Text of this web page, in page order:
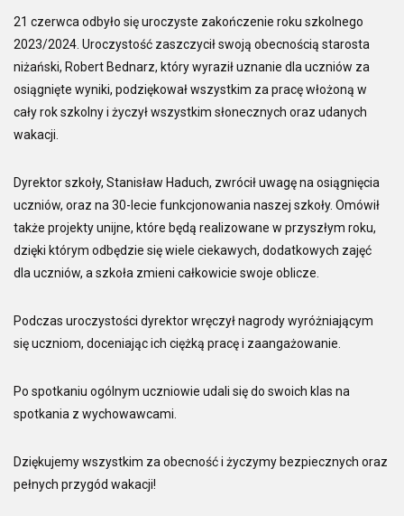
21 czerwca odbyło się uroczyste zakończenie roku szkolnego
2023/2024. Uroczystość zaszczycił swoją obecnością starosta
niżański, Robert Bednarz, który wyraził uznanie dla uczniów za
osiągnięte wyniki, podziękował wszystkim za pracę włożoną w
cały rok szkolny i życzył wszystkim słonecznych oraz udanych
wakacji.
Dyrektor szkoły, Stanisław Haduch, zwrócił uwagę na osiągnięcia
uczniów, oraz na 30-lecie funkcjonowania naszej szkoły. Omówił
także projekty unijne, które będą realizowane w przyszłym roku,
dzięki którym odbędzie się wiele ciekawych, dodatkowych zajęć
dla uczniów, a szkoła zmieni całkowicie swoje oblicze.
Podczas uroczystości dyrektor wręczył nagrody wyróżniającym
się uczniom, doceniając ich ciężką pracę i zaangażowanie.
Po spotkaniu ogólnym uczniowie udali się do swoich klas na
spotkania z wychowawcami.
Dziękujemy wszystkim za obecność i życzymy bezpiecznych oraz
pełnych przygód wakacji!